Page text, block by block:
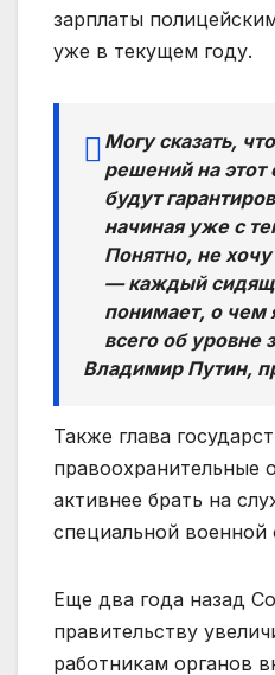
зарплаты
уже в текущем году.
Могу сказать,
решений на этот
будут
начиная уже с
Понятно, не хочу
— каждый
понимает, о чем
всего об уровне
Владимир Путин,
Также глава
правоохранительные
активнее брать на
специальной военной
Еще два года назад
правительству
работникам органов